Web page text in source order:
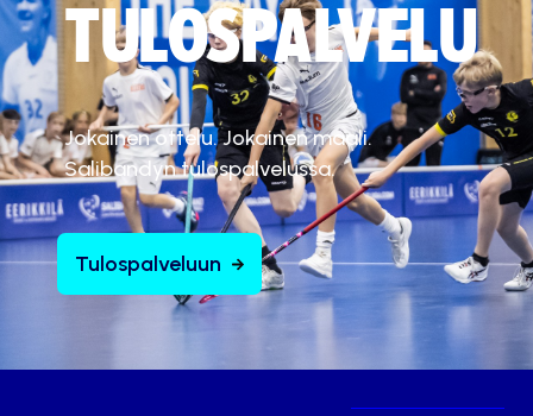
TULOSPALVELU
Jokainen ottelu. Jokainen maali.
Salibandyn tulospalvelussa.
Tulospalveluun